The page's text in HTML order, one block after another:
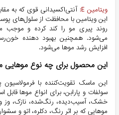
ویتامین E:
آنتی‌اکسیدانی قوی که به
این ویتامین با محافظت از سلول‌های
روند پیری مو را کند کرده و
می‌شود. همچنین بهبود دهنده
افزایش رشد موها می‌شود.
این محصول برای چه نوع
این ماسک تقویت‌کننده با فرمولاسیون
سولفات و پارابن، برای انواع موها قابل
خشک، آسیب‌دیده، رنگ‌شده، نازک،
موهایی که بر اثر رنگ، دکلره، اتو و